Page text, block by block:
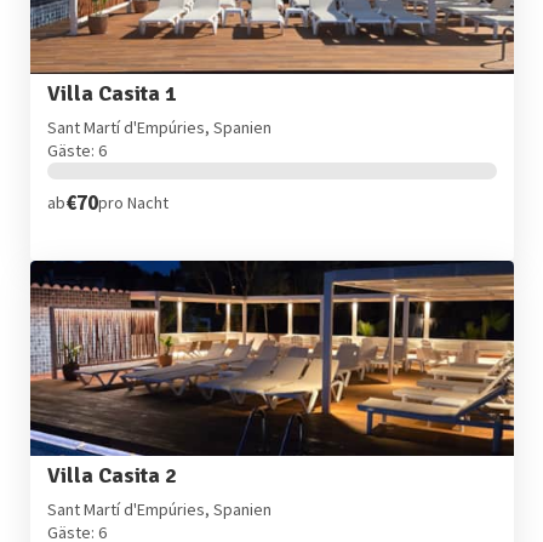
Villa Casita 1
Sant Martí d'Empúries, Spanien
Gäste: 6
ab€70pro Nacht
Villa Casita 2
Sant Martí d'Empúries, Spanien
Gäste: 6